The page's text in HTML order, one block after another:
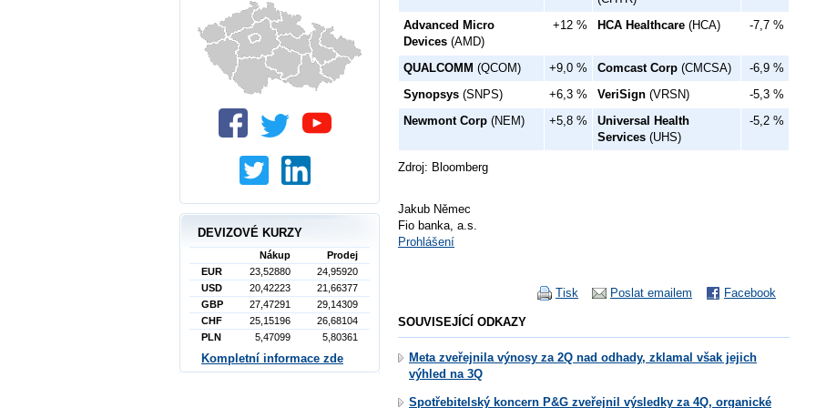
Advanced Micro
Devices (AMD)
+12 % HCA Healthcare (HCA) -7,7 %
QUALCOMM (QCOM) +9,0 % Comcast Corp (CMCSA)
-6,9 %
Synopsys (SNPS) +6,3 % VeriSign (VRSN)
-5,3 %
Newmont Corp (NEM) +5,8 %
Universal Health
Services (UHS)
-5,2 %
Zdroj: Bloomberg
Jakub Němec
Fio banka, a.s.
Prohlášení
Facebook
Poslat emailem
Tisk
SOUVISEJÍCÍ ODKAZY
Meta zveřejnila výnosy za 2Q nad odhady, zklamal však jejich
výhled na 3Q
Spotřebitelský koncern P&G zveřejnil výsledky za 4Q, organické
DEVIZOVÉ KURZY
Nákup
Prodej
EUR
23,52880
24,95920
USD
20,42223
21,66377
GBP
27,47291
29,14309
CHF
25,15196
26,68104
PLN
5,47099 5,80361
Kompletní informace zde